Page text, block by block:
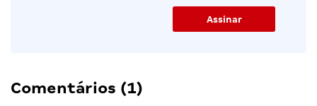
Comentários (1)